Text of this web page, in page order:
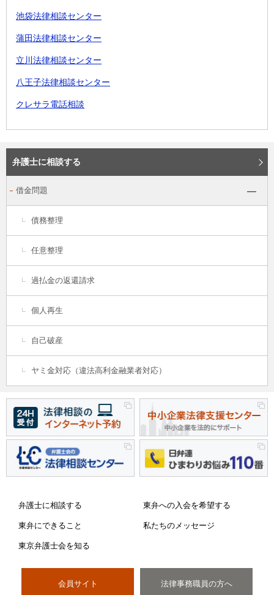
池袋法律相談センター
蒲田法律相談センター
立川法律相談センター
八王子法律相談センター
クレサラ電話相談
弁護士に相談する
借金問題
債務整理
任意整理
過払金の返還請求
個人再生
自己破産
ヤミ金対応（違法高利金融業者対応）
弁護士に相談する 東弁への入会を希望する
東弁にできること 私たちのメッセージ
東京弁護士会を知る
会員サイト 法律事務職員の方へ